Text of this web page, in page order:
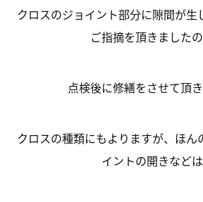
クロスのジョイント部分に隙間が生
ご指摘を頂きましたの
点検後に修繕をさせて頂
クロスの種類にもよりますが、ほん
イントの開きなどは